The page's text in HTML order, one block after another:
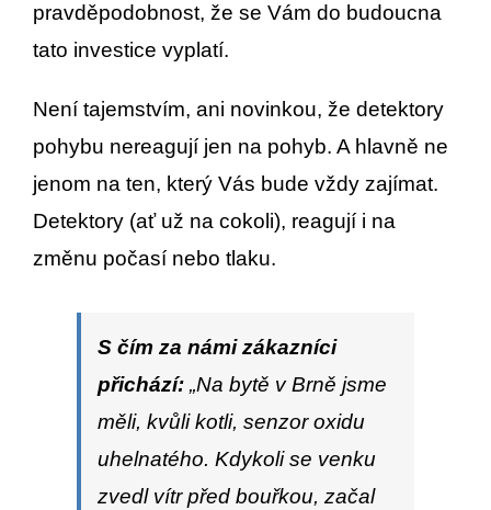
pravděpodobnost, že se Vám do budoucna
tato investice vyplatí.
Není tajemstvím, ani novinkou, že detektory
pohybu nereagují jen na pohyb. A hlavně ne
jenom na ten, který Vás bude vždy zajímat.
Detektory (ať už na cokoli), reagují i na
změnu počasí nebo tlaku.
S čím za námi zákazníci
přichází:„Na bytě v Brně jsme
měli, kvůli kotli, senzor oxidu
uhelnatého. Kdykoli se venku
zvedl vítr před bouřkou, začal